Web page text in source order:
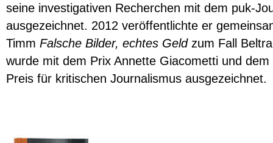
seine investigativen Recherchen mit dem puk-
ausgezeichnet. 2012 veröffentlichte er
Timm Falsche Bilder, echtes Geldzum Fall
wurde mit dem Prix Annette Giacometti und
Preis für kritischen Journalismus ausgezeichnet.